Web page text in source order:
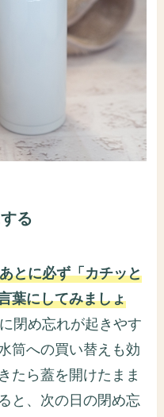
る
とに必ず「カチッと
葉にしてみましょ
閉め忘れが起きやす
筒への買い替えも効
たら蓋を開けたまま
と、次の日の閉め忘